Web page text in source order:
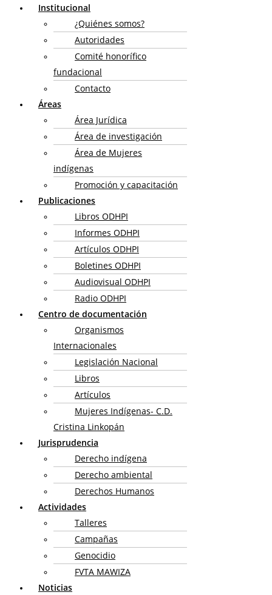
Institucional
¿Quiénes somos?
Autoridades
Comité honorífico
fundacional
Contacto
Áreas
Área Jurídica
Área de investigación
Área de Mujeres
indígenas
Promoción y capacitación
Publicaciones
Libros ODHPI
Informes ODHPI
Artículos ODHPI
Boletines ODHPI
Audiovisual ODHPI
Radio ODHPI
Centro de documentación
Organismos
Internacionales
Legislación Nacional
Libros
Artículos
Mujeres Indígenas- C.D.
Cristina Linkopán
Jurisprudencia
Derecho indígena
Derecho ambiental
Derechos Humanos
Actividades
Talleres
Campañas
Genocidio
FVTA MAWIZA
Noticias